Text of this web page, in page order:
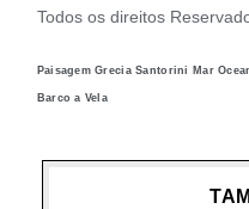
Todos os direitos
Paisagem Grecia Santorini Mar
Barco a Vela